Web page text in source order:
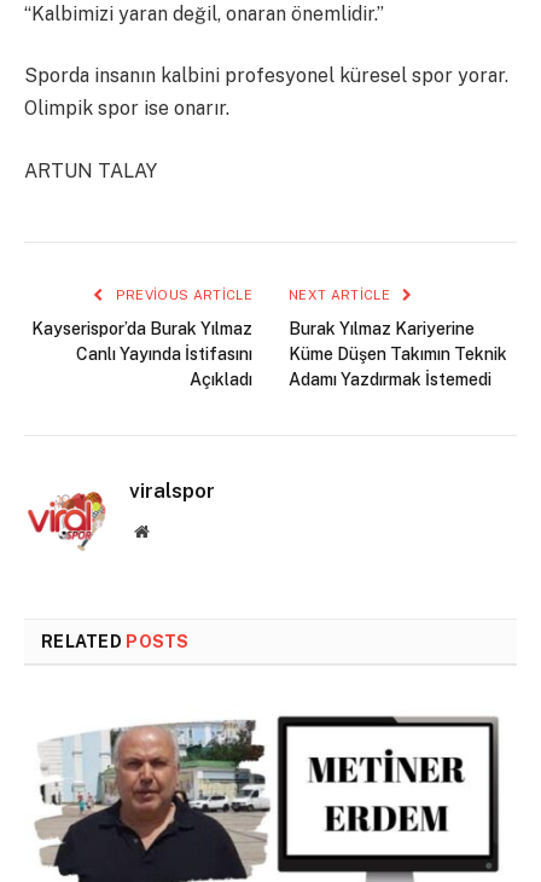
“Kalbimizi yaran değil, onaran önemlidir.”
Sporda insanın kalbini profesyonel küresel spor yorar.
Olimpik spor ise onarır.
ARTUN TALAY
PREVIOUS ARTICLE
Kayserispor’da Burak Yılmaz
Canlı Yayında İstifasını
Açıkladı
NEXT ARTICLE
Burak Yılmaz Kariyerine
Küme Düşen Takımın Teknik
Adamı Yazdırmak İstemedi
viralspor
Website
RELATED POSTS